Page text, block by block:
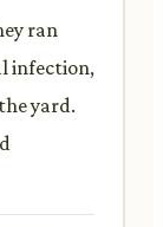
ran
infection,
yard.